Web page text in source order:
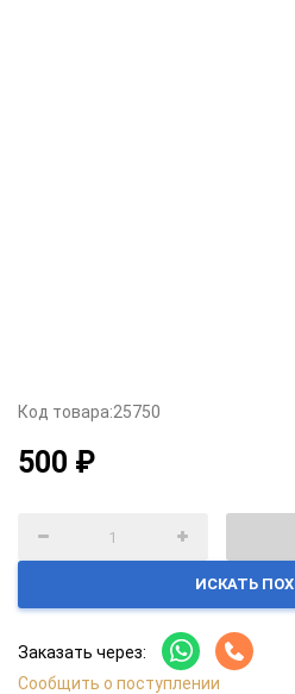
Код товара:25750
500 ₽
ИСКАТЬ
Заказать через:
Сообщить о поступлении